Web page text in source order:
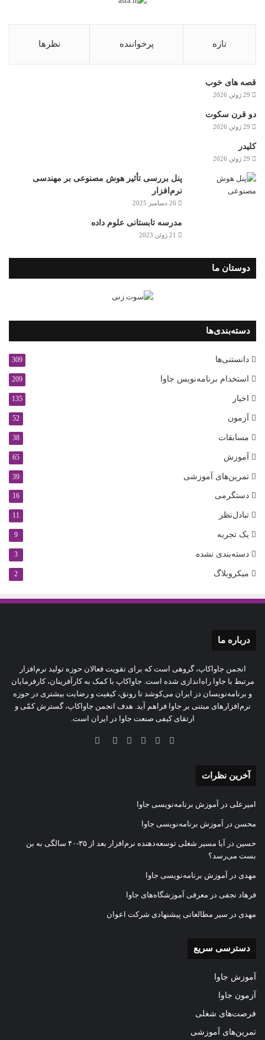
تازه پرخواننده نظرها
قصه های خوب
29 ژوئن 2026
دو قرن سکوت
29 ژوئن 2026
کلیدر
29 ژوئن 2026
پنل بررسی تأثیر هوش مصنوعی بر مهندسی
نرم‌افزار
26 دسامبر 2025
مدرسه تابستانی علوم داده
21 ژوئن 2023
دوستان ما
دسته‌بندی‌ها
دانستنی‌ها 309
استخدام برنامه‌نویس جاوا 209
اخبار 135
آزمون 52
مسابقات 38
آموزش 65
تمرین‌های آموزشی 39
دستگرمی 16
تبادل‌نظر 11
یک تجربه 9
دسته‌بندی نشده 3
میکروبلاگ 2
درباره‌ ما
انجمن جاواکاپ، گروهی است که برای تقویت فعالان حوزه‌ تولید نرم‌افزار
مرتبط با جاوا راه‌اندازی شده است. جاواکاپ با کمک به کارآفرینان، کارفرمایان
و برنامه‌نویسان در ایران می‌کوشد تا رونق، کیفیت و رضایت بیشتری در حوزه‌
نرم‌افزارهای مبتنی بر جاوا فراهم آید. هدف انجمن جاواکاپ، گسترش کمّی و
ارتقای کیفی صنعت جاوا در ایران است.
آخرین نظرات
امیرعلی در آموزش برنامه‌نویسی جاوا
محسن در آموزش برنامه‌نویسی جاوا
حسین در
آیا مسیر شغلی توسعه‌دهنده نرم‌افزار بعد از ۳۵-۴۰ سالگی به بن
بست می‌رسد؟
مهدی در آموزش برنامه‌نویسی جاوا
فرهاد نجفی در معرفی آموزشگاه‌های جاوا
مهدی در سیر مطالعاتی پیشنهادی شرکت اعوان
دسترسی سریع
آموزش جاوا
آزمون جاوا
فرصت‌های شغلی
تمرین‌های آموزشی